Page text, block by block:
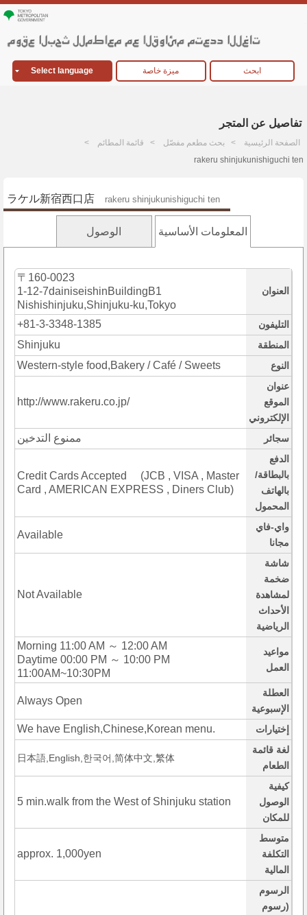
Select language ميزة خاصة ابحث
تفاصيل عن المتجر
الصفحة الرئيسية بحث مطعم مفصّل
قائمة المطائم
rakeru shinjukunishiguchi ten
ラケル新宿西口店 rakeru shinjukunishiguchi ten
المعلومات الأساسية الوصول
العنوان
〒160-0023
1-12-7dainiseishinBuildingB1
Nishishinjuku,Shinjuku-ku,Tokyo
التليفون +81-3-3348-1385
المنطقة Shinjuku
النوع Western-style food,Bakery / Café / Sweets
عنوان
الموقع
الإلكتروني
http://www.rakeru.co.jp/
سجائر ممنوع التدخين
الدفع
بالبطاقة/
بالهاتف
المحمول
Credit Cards Accepted (JCB , VISA , Master
Card , AMERICAN EXPRESS , Diners Club)
واي-فاي
مجانا
Available
شاشة
ضخمة
لمشاهدة
الأحداث
الرياضية
Not Available
مواعيد
العمل
Morning 11:00 AM ～ 12:00 AM
Daytime 00:00 PM ～ 10:00 PM
11:00AM~10:30PM
العطلة
الإسبوعية
Always Open
إختيارات We have English,Chinese,Korean menu.
لغة قائمة
الطعام
日本語,English,한국어,简体中文,繁体
كيفية
الوصول
للمكان
5 min.walk from the West of Shinjuku station
متوسط
التكلفة
المالية
approx. 1,000yen
الرسوم
(رسوم